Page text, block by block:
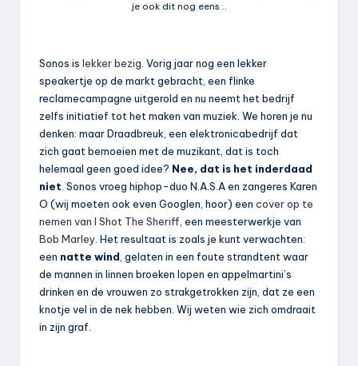
je ook dit nog eens…
Sonos is lekker bezig . Vorig jaar nog een lekker
speakertje op de markt gebracht, een flinke
reclamecampagne uitgerold en nu neemt het bedrijf
zelfs initiatief tot het maken van muziek. We horen je nu
denken: maar Draadbreuk, een elektronicabedrijf dat
zich gaat bemoeien met de muzikant, dat is toch
helemaal geen goed idee? Nee, dat is het inderdaad
niet . Sonos vroeg hiphop-duo N.A.S.A en zangeres Karen
O (wij moeten ook even Googlen, hoor) een cover op te
nemen van I Shot The Sheriff , een meesterwerkje van
Bob Marley . Het resultaat is zoals je kunt verwachten:
een natte wind , gelaten in een foute strandtent waar
de mannen in linnen broeken lopen en appelmartini’s
drinken en de vrouwen zo strakgetrokken zijn, dat ze een
knotje vel in de nek hebben. Wij weten wie zich omdraait
in zijn graf.